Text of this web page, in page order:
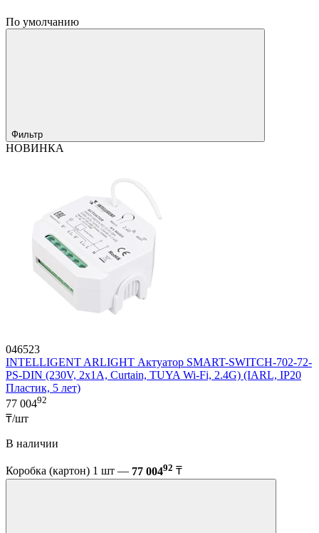
По умолчанию
Фильтр
НОВИНКА
046523
INTELLIGENT ARLIGHT Актуатор SMART-SWITCH-702-72-
PS-DIN (230V, 2x1A, Curtain, TUYA Wi-Fi, 2.4G) (IARL, IP20
Пластик, 5 лет)
77 00492
₸/шт
В наличии
Коробка (картон) 1 шт — 77 00492 ₸